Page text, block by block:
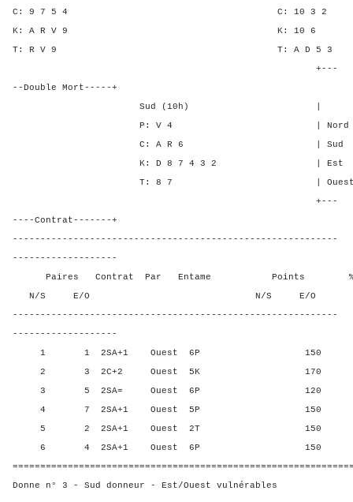
C: 9 7 5 4 C: 10
K: A R V 9 K:
T: R V 9 T: A D
+---
--Double Mort-----+
Sud (10h) | SA P
P: V 4 | Nord - -
C: A R 6 | Sud - -
K: D 8 7 4 3 2 | Est 3 1
T: 8 7 | Ouest 3 1
+---
----Contrat-------+
-----------------------------------------------------------
-------------------
Paires Contrat Par Entame Points %
N/S E/O N/S E/O N/
-----------------------------------------------------------
-------------------
1 1 2SA+1 Ouest 6P 150
2 3 2C+2 Ouest 5K 170
3 5 2SA= Ouest 6P 120
4 7 2SA+1 Ouest 5P 150
5 2 2SA+1 Ouest 2T 150
6 4 2SA+1 Ouest 6P 150
Donne n° 3 - Sud donneur - Est/Ouest vulnérables